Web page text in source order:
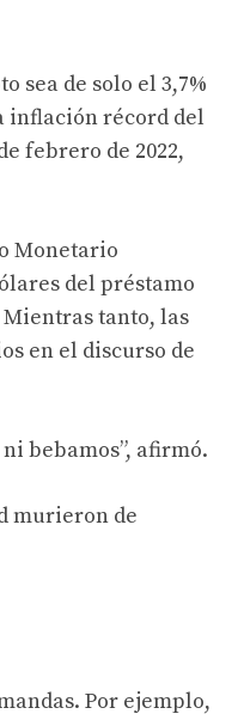
sea de solo el 3,7%
inflación récord del
febrero de 2022,
Monetario
del préstamo
tanto, las
en el discurso de
bebamos”, afirmó.
murieron de
Por ejemplo,